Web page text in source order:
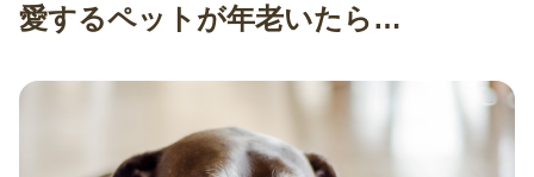
愛するペットが年老いたら…